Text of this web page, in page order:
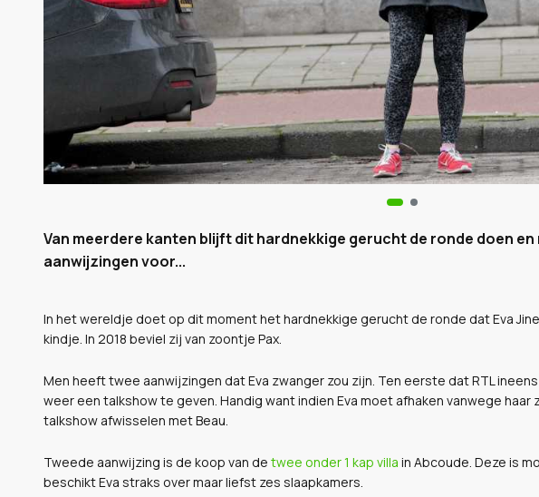
Van meerdere kanten blijft dit hardnekkige gerucht de ronde doen
aanwijzingen voor...
In het wereldje doet op dit moment het hardnekkige gerucht de ronde dat Eva
kindje. In 2018 beviel zij van zoontje Pax.
Men heeft twee aanwijzingen dat Eva zwanger zou zijn. Ten eerste dat RTL
weer een talkshow te geven. Handig want indien Eva moet afhaken vanwege haar
talkshow afwisselen met Beau.
Tweede aanwijzing is de koop van de twee onder 1 kap villa in Abcoude. Deze is
beschikt Eva straks over maar liefst zes slaapkamers.